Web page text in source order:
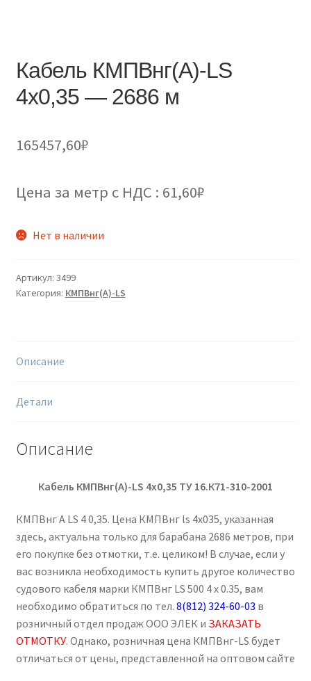
Кабель КМПВнг(А)-LS
4х0,35 — 2686 м
165457,60₽
Цена за метр с НДС : 61,60₽
Нет в наличии
Артикул: 3499
Категория: КМПВнг(А)-LS
Описание
Детали
Описание
Кабель КМПВнг(А)-LS 4х0,35 ТУ 16.К71-310-2001
КМПВнг А LS 4 0,35. Цена КМПВнг ls 4х035, указанная
здесь, актуальна только для барабана 2686 метров, при
его покупке без отмотки, т.е. целиком! В случае, если у
вас возникла необходимость купить другое количество
судового кабеля марки КМПВнг LS 500 4 х 0.35, вам
необходимо обратиться по тел. 8(812) 324-60-03 в
розничный отдел продаж ООО ЭЛЕК и ЗАКАЗАТЬ
ОТМОТКУ. Однако, розничная цена КМПВнг-LS будет
отличаться от цены, представленной на оптовом сайте